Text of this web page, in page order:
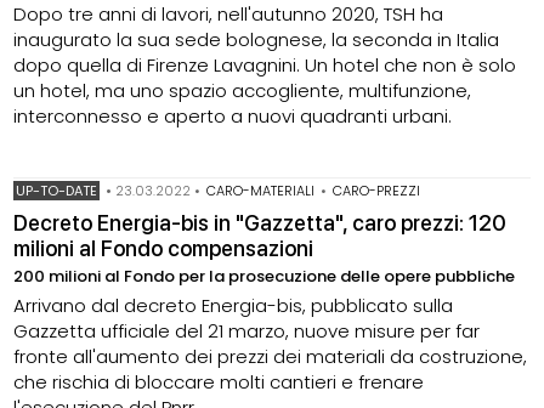
Dopo tre anni di lavori, nell'autunno 2020, TSH ha
inaugurato la sua sede bolognese, la seconda in Italia
dopo quella di Firenze Lavagnini. Un hotel che non è solo
un hotel, ma uno spazio accogliente, multifunzione,
interconnesso e aperto a nuovi quadranti urbani.
UP-TO-DATE • 23.03.2022 • CARO-MATERIALI • CARO-PREZZI
Decreto Energia-bis in "Gazzetta", caro prezzi: 120
milioni al Fondo compensazioni
200 milioni al Fondo per la prosecuzione delle opere pubbliche
Arrivano dal decreto Energia-bis, pubblicato sulla
Gazzetta ufficiale del 21 marzo, nuove misure per far
fronte all'aumento dei prezzi dei materiali da costruzione,
che rischia di bloccare molti cantieri e frenare